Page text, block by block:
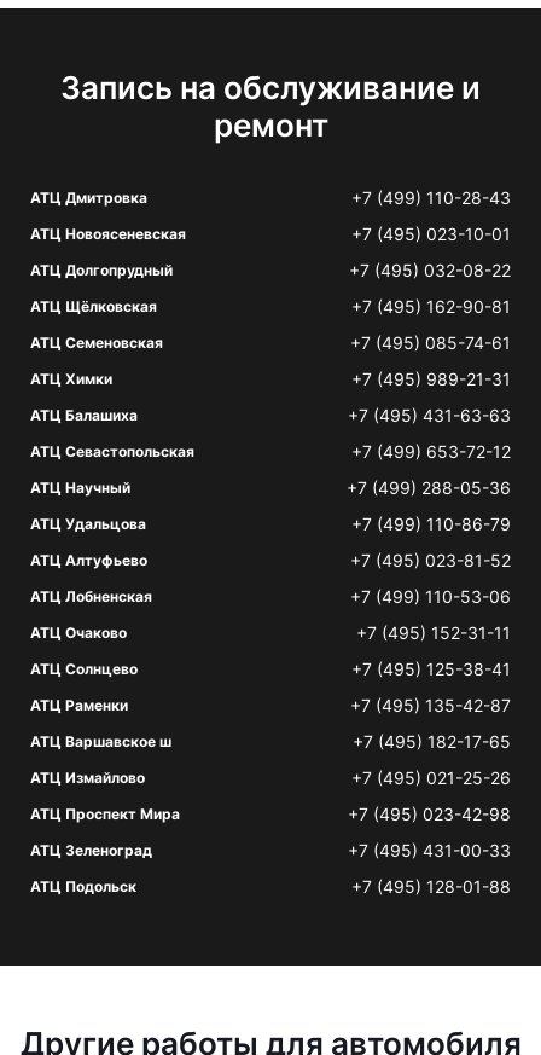
Запись на обслуживание и
ремонт
АТЦ Дмитровка +7 (499) 110-28-43
АТЦ Новоясеневская +7 (495) 023-10-01
АТЦ Долгопрудный +7 (495) 032-08-22
АТЦ Щёлковская +7 (495) 162-90-81
АТЦ Семеновская +7 (495) 085-74-61
АТЦ Химки +7 (495) 989-21-31
АТЦ Балашиха +7 (495) 431-63-63
АТЦ Севастопольская +7 (499) 653-72-12
АТЦ Научный +7 (499) 288-05-36
АТЦ Удальцова +7 (499) 110-86-79
АТЦ Алтуфьево +7 (495) 023-81-52
АТЦ Лобненская +7 (499) 110-53-06
АТЦ Очаково +7 (495) 152-31-11
АТЦ Солнцево +7 (495) 125-38-41
АТЦ Раменки +7 (495) 135-42-87
АТЦ Варшавское ш +7 (495) 182-17-65
АТЦ Измайлово +7 (495) 021-25-26
АТЦ Проспект Мира +7 (495) 023-42-98
АТЦ Зеленоград +7 (495) 431-00-33
АТЦ Подольск +7 (495) 128-01-88
Другие работы для автомобиля